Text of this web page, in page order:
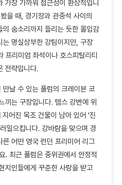
가장 가까워 접근성이 환상적입니
을 때, 경기장과 관중석 사이의
숨소리까지 들리는 듯한 몰입감
명실상부한 강팀이지만, 구장
프리미엄 좌석이나 호스피탈리티
전략입니다.
날 수 있는 풀럼의 크레이븐 코
끼는 구장입니다. 템스 강변에 위
어진 목조 건물이 남아 있어 '진
일으킵니다. 강바람을 맞으며 경
어떤 영국 런던 프리미어 리그
. 최근 풀럼은 중위권에서 안정적
지인들에게 꾸준한 사랑을 받고